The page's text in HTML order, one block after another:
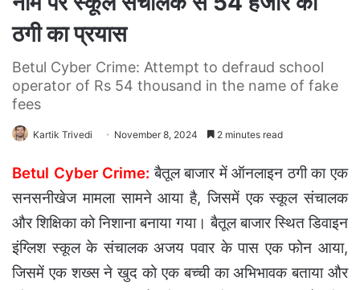
ठगी का प्रयास
Betul Cyber Crime: Attempt to defraud school
operator of Rs 54 thousand in the name of fake
fees
Kartik Trivedi November 8, 2024 2 minutes read
Betul Cyber Crime: बैतूल बाजार में ऑनलाइन ठगी का एक
सनसनीखेज मामला सामने आया है, जिसमें एक स्कूल संचालक
और शिक्षिका को निशाना बनाया गया। बैतूल बाजार स्थित डिवाइन
इंग्लिश स्कूल के संचालक अजय पवार के पास एक फोन आया,
जिसमें एक शख्स ने खुद को एक बच्ची का अभिभावक बताया और